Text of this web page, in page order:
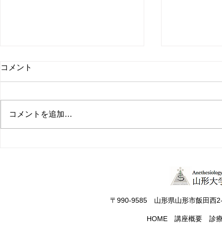
山形大学麻酔化の日々blog 過
コメント
コメントを追加…
〒990-9585 山形県山形市飯田西
HOME 講座概要 診